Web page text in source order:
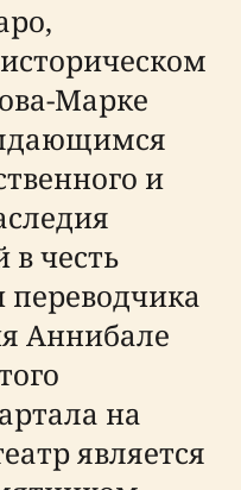
Марке
и
в честь
переводчика
Аннибале
на
является